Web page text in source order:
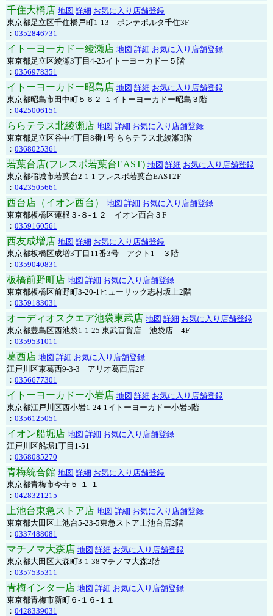
千住大橋店 地図 詳細 お気に入り店舗登録
東京都足立区千住橋戸町1-13 ポンテポルタ千住3F
： 0352846731
イトーヨーカドー綾瀬店 地図 詳細 お気に入り店舗登録
東京都足立区綾瀬3丁目4-25イトーヨーカドー５階
： 0356978351
イトーヨーカドー昭島店 地図 詳細 お気に入り店舗登録
東京都昭島市田中町５６２-１イトーヨーカドー昭島３階
： 0425006151
ららテラス北綾瀬店 地図 詳細 お気に入り店舗登録
東京都足立区谷中4丁目8番1号 ららテラス北綾瀬3階
： 0368025361
若葉台店(フレスポ若葉台EAST) 地図 詳細 お気に入り店舗登録
東京都稲城市若葉台2-1-1 フレスポ若葉台EAST2F
： 0423505661
西台店（イオン西台） 地図 詳細 お気に入り店舗登録
東京都板橋区蓮根３-８-１２ イオン西台３F
： 0359160561
西友成増店 地図 詳細 お気に入り店舗登録
東京都板橋区成増3丁目11番3号 アクト1 ３階
： 0359040831
板橋前野町店 地図 詳細 お気に入り店舗登録
東京都板橋区前野町3-20-1ヒューリック志村坂上2階
： 0359183031
オーディオスクエア池袋東武店 地図 詳細 お気に入り店舗登録
東京都豊島区西池袋1-1-25 東武百貨店 池袋店 4F
： 0359531011
葛西店 地図 詳細 お気に入り店舗登録
江戸川区東葛西9-3-3 アリオ葛西店2F
： 0356677301
イトーヨーカドー小岩店 地図 詳細 お気に入り店舗登録
東京都江戸川区西小岩1-24-1イトーヨーカドー小岩5階
： 0356125051
イオン船堀店 地図 詳細 お気に入り店舗登録
江戸川区船堀1丁目1-51
： 0368085270
青梅統合館 地図 詳細 お気に入り店舗登録
東京都青梅市今寺５-１-１
： 0428321215
上池台東急ストア店 地図 詳細 お気に入り店舗登録
東京都大田区上池台5-23-5東急ストア上池台店2階
： 0337488081
マチノマ大森店 地図 詳細 お気に入り店舗登録
東京都大田区大森町3-1-38マチノマ大森2階
： 0357535311
青梅インター店 地図 詳細 お気に入り店舗登録
東京都青梅市新町６-１６-１１
： 0428339031